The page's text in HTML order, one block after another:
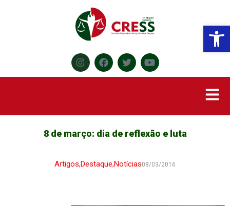
8 de março: dia de reflexão e luta
Artigos,Destaque,Notícias08/03/2016